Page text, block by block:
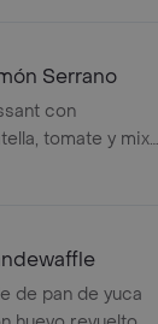
Serrano
con
tomate y mix
de pan de yuca